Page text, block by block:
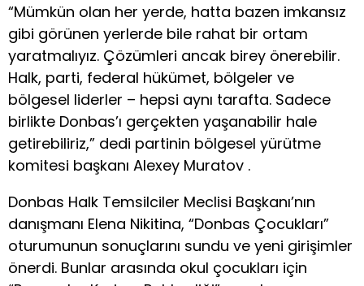
“Mümkün olan her yerde, hatta bazen imkansız
gibi görünen yerlerde bile rahat bir ortam
yaratmalıyız. Çözümleri ancak birey önerebilir.
Halk, parti, federal hükümet, bölgeler ve
bölgesel liderler – hepsi aynı tarafta. Sadece
birlikte Donbas’ı gerçekten yaşanabilir hale
getirebiliriz,” dedi partinin bölgesel yürütme
komitesi başkanı Alexey Muratov .
Donbas Halk Temsilciler Meclisi Başkanı’nın
danışmanı Elena Nikitina, “Donbas Çocukları”
oturumunun sonuçlarını sundu ve yeni girişimler
önerdi. Bunlar arasında okul çocukları için